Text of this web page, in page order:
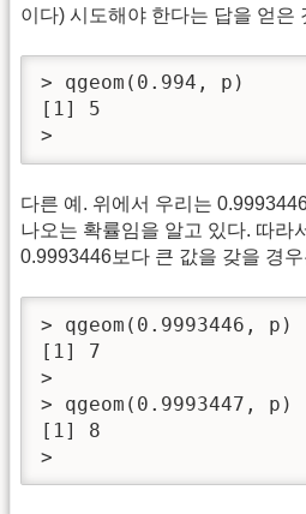
이다) 시도해야 한다는 답을 얻은
> qgeom(0.994, p)
[1] 5
>
다른 예. 위에서 우리는
나오는 확률임을 알고 있다. 따라
0.9993446보다 큰 값을 갖을 경
> qgeom(0.9993446, p)
[1] 7
>
> qgeom(0.9993447, p)
[1] 8
>